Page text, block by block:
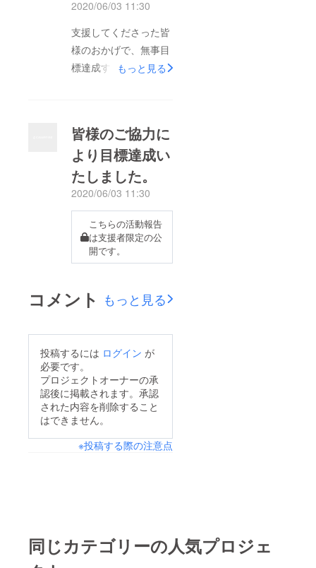
2020/06/03 11:30
支援してくださった皆
様のおかげで、無事目
標達成することができ
のでよかったらたまに
RTしていただけると
嬉しいです。目標金額
を超えた分は撮影アイ
テムを増やしたりモデ
ルさんに還元したりし
たいと思っています。
もっと見る
皆様のご協力に
より目標達成い
たしました。
2020/06/03 11:30
こちらの活動報告
は支援者限定の公
開です。
コメント もっと見る
投稿するには ログイン が
必要です。
プロジェクトオーナーの承
認後に掲載されます。承認
された内容を削除すること
はできません。
※投稿する際の注意点
同じカテゴリーの人気プロジェ